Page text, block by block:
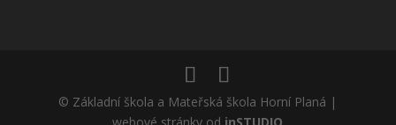
© Základní škola a Mateřská škola Horní Planá |